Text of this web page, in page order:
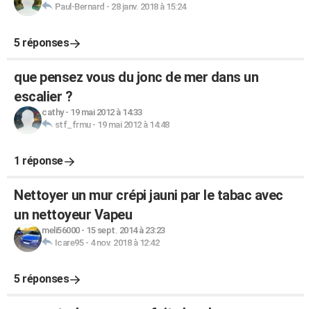
Paul-Bernard - 28 janv. 2018 à 15:24
5 réponses
que pensez vous du jonc de mer dans un
escalier ?
cathy- 19 mai 2012 à 14:33
stf_frmu- 19 mai 2012 à 14:48
1 réponse
Nettoyer un mur crépi jauni par le tabac avec
un nettoyeur Vapeu
meli56000- 15 sept. 2014 à 23:23
Icare95- 4 nov. 2018 à 12:42
5 réponses